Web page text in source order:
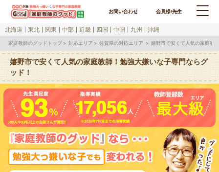
お問い合わせ 会員様/先生
北海道 東北 関東 中部 近畿 四国 中国 九州 沖縄
家庭教師のグッドトップ 対応エリア 佐賀県の対応エリア 嬉野市で安くて人気の家庭教
嬉野市で安くて人気の家庭教師！勉強大嫌いな子専門ならグ
ッド！